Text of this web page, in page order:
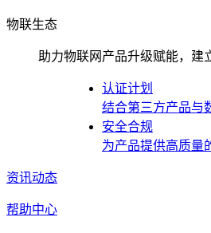
物联生态
助力物联网产品升级赋能，建
认证计划
结合第三方产品与
安全合规
为产品提供高质量
资讯动态
帮助中心